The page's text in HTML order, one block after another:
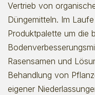
Vertrieb von
Düngemitteln. Im
Produktpalette um die
Rasensamen und
Behandlung von
eigener